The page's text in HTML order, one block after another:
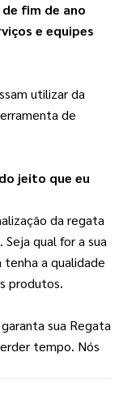
fim de ano
e equipes
utilizar da
de
jeito que eu
da regata
qual for a sua
a qualidade
produtos.
sua Regata
tempo. Nós